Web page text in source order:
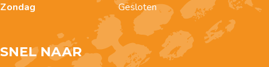
Zondag
Gesloten
SNEL NAAR